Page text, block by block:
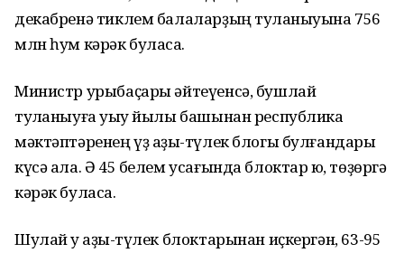
декабренә тиклем балаларҙың туҡланыуына 756
млн һум кәрәк буласаҡ.
Министр урыбаҫары әйтеүенсә, бушлай
туҡланыуға уҡыу йылы башынан республика
мәктәптәренең үҙ аҙыҡ-түлек блогы булғандары
күсә ала. Ә 45 белем усағында блоктар юҡ, төҙөргә
кәрәк буласаҡ.
Шулай уҡ аҙыҡ-түлек блоктарынан иҫкергән, 63-95